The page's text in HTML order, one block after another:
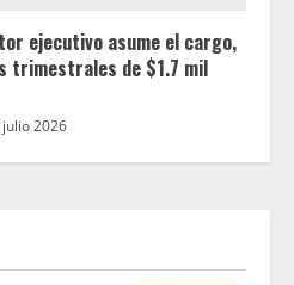
ejecutivo asume el cargo,
trimestrales de $1.7 mil
2026